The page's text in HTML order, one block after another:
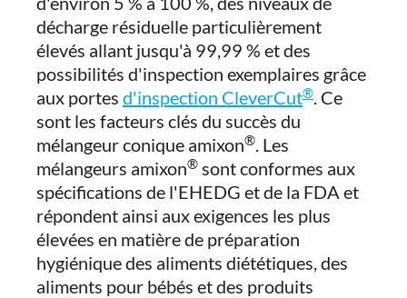
décharge résiduelle particulièrement
élevés allant jusqu'à 99,99 % et des
possibilités d'inspection exemplaires grâce
aux portes d'inspection CleverCut®. Ce
sont les facteurs clés du succès du
mélangeur conique amixon®. Les
mélangeurs amixon® sont conformes aux
spécifications de l'EHEDG et de la FDA et
répondent ainsi aux exigences les plus
élevées en matière de préparation
hygiénique des aliments diététiques, des
aliments pour bébés et des produits